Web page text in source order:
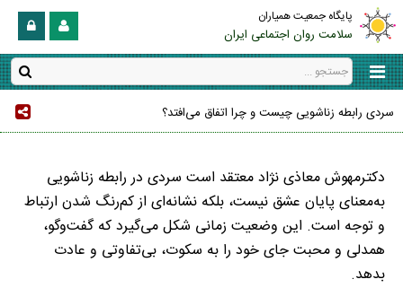
پایگاه جمعیت همیاران
سلامت روان اجتماعی ایران
سردی رابطه زناشویی چیست و چرا اتفاق می‌افتد؟
دکترمهوش معاذی نژاد معتقد است سردی در رابطه زناشویی
به‌معنای پایان عشق نیست، بلکه نشانه‌ای از کم‌رنگ شدن ارتباط
و توجه است. این وضعیت زمانی شکل می‌گیرد که گفت‌وگو،
همدلی و محبت جای خود را به سکوت، بی‌تفاوتی و عادت
بدهد.